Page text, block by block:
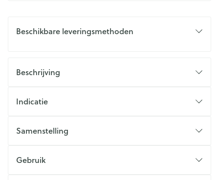
Beschikbare leveringsmethoden
Beschrijving
Indicatie
Samenstelling
Gebruik